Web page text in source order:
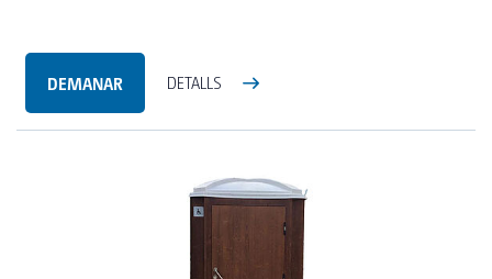
DEMANAR DETALLS